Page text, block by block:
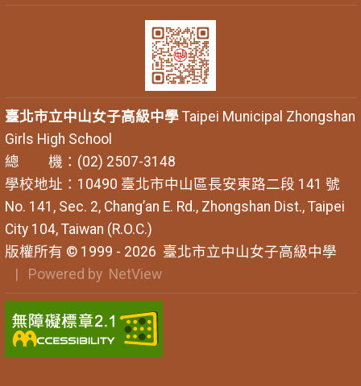
臺北市立中山女子高級中學Taipei Municipal Zhongshan
Girls High School
總 機：(02) 2507-3148
學校地址：10490 臺北市中山區長安東路二段 141 號
No. 141, Sec. 2, Chang’an E. Rd., Zhongshan Dist., Taipei
City 104, Taiwan (R.O.C.)
版權所有 © 1999 - 2026 臺北市立中山女子高級中學
| Powered by NetView